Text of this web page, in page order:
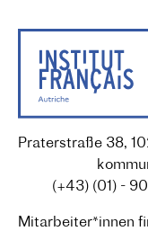
Praterstraße 38,
(+43) (01) -
Mitarbeiter*innen